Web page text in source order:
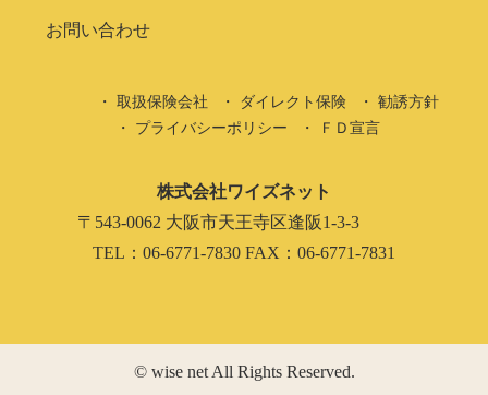
お問い合わせ
取扱保険会社 ダイレクト保険
勧誘方針
プライバシーポリシー
ＦＤ宣言
株式会社ワイズネット
〒543-0062 大阪市天王寺区逢阪1-3-3
TEL：06-6771-7830 FAX：06-6771-7831
© wise net All Rights Reserved.